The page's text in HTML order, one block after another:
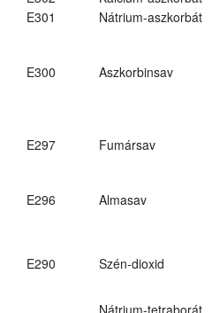
E301
Nátrium-aszkorbát
E300 Aszkorbinsav
E297 Fumársav
E296 Almasav
E290 Szén-dioxid
Nátrium-tetraborát